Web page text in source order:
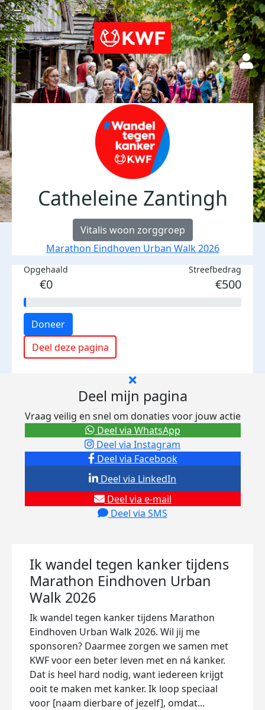
Catheleine Zantingh
Vitalis woon zorggroep
Marathon Eindhoven Urban Walk 2026
Opgehaald
€0
Streefbedrag
€500
Doneer
Deel deze pagina
Deel mijn pagina
Vraag veilig en snel om donaties voor jouw actie
Deel via Facebook
Deel via Instagram
Deel via e-mail
Deel via SMS
Deel via LinkedIn
Deel via WhatsApp
Ik wandel tegen kanker tijdens
Marathon Eindhoven Urban
Walk 2026
Ik wandel tegen kanker tijdens Marathon
Eindhoven Urban Walk 2026. Wil jij me
sponsoren? Daarmee zorgen we samen met
KWF voor een beter leven met en ná kanker.
Dat is heel hard nodig, want iedereen krijgt
ooit te maken met kanker. Ik loop speciaal
voor [naam dierbare of jezelf], omdat...